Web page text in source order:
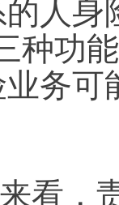
人身
种功
务
看，